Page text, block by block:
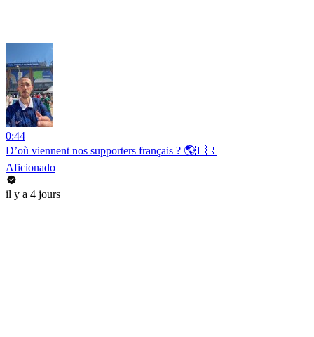
0:44
D’où viennent nos supporters français ? 🌎🇫🇷
Aficionado
il y a 4 jours